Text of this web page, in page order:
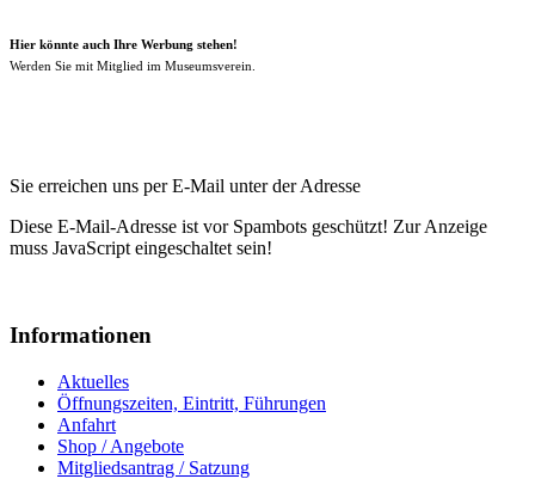
Hier könnte auch Ihre Werbung stehen!
Werden Sie mit Mitglied im Museumsverein.
Sie erreichen uns per E-Mail unter der Adresse
Diese E-Mail-Adresse ist vor Spambots geschützt! Zur Anzeige
muss JavaScript eingeschaltet sein!
Informationen
Aktuelles
Öffnungszeiten, Eintritt, Führungen
Anfahrt
Shop / Angebote
Mitgliedsantrag / Satzung